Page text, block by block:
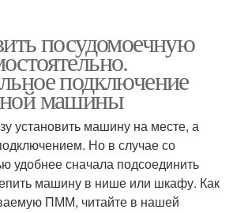
посудомоечную
подключение
машины
установить машину на месте, а
Но в случае со
удобнее сначала подсоединить
машину в нише или шкафу. Как
ПММ, читайте в нашей